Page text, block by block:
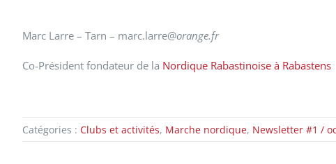
Marc Larre – Tarn – marc.larre@orange.fr
Co-Président fondateur de la Nordique Rabastinoise à Rabastens
Catégories : Clubs et activités, Marche nordique, Newsletter #1 /